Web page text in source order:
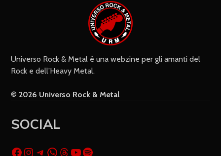
Universo Rock & Metal è una webzine per gli amanti del
Rock e dell’Heavy Metal.
© 2026 Universo Rock & Metal
SOCIAL